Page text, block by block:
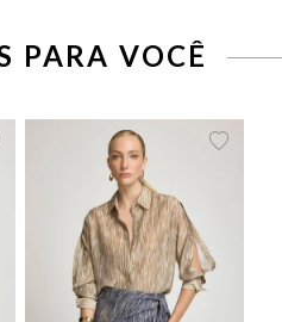
PARA VOCÊ